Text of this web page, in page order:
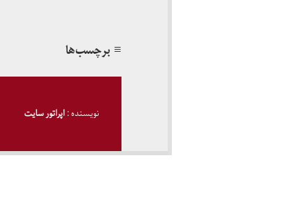
≡ برچسب‌ها
نویسنده :اپراتور سایت